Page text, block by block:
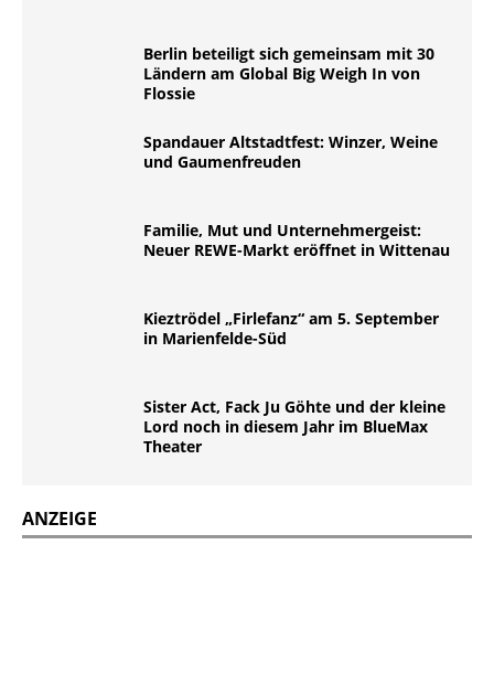
Berlin beteiligt sich gemeinsam mit 30
Ländern am Global Big Weigh In von
Flossie
Spandauer Altstadtfest: Winzer, Weine
und Gaumenfreuden
Familie, Mut und Unternehmergeist:
Neuer REWE-Markt eröffnet in Wittenau
Kieztrödel „Firlefanz“ am 5. September
in Marienfelde-Süd
Sister Act, Fack Ju Göhte und der kleine
Lord noch in diesem Jahr im BlueMax
Theater
ANZEIGE